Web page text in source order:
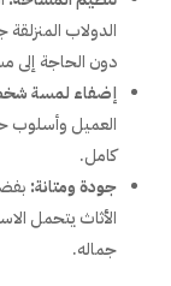
الدولاب
دون الحاجة إلى
إضفاء لمسة
العميل وأسلوب
كامل.
جودة ومتانة:
الأثاث يتحمل
جماله.